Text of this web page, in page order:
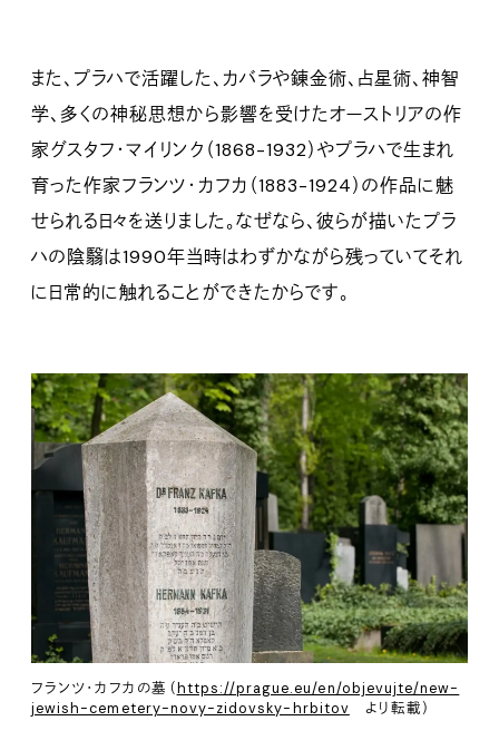
また、プラハで活躍した、カバラや錬金術、占星術、神智
学、多くの神秘思想から影響を受けたオーストリアの作
家グスタフ・マイリンク（1868-1932）やプラハで生まれ
育った作家フランツ・カフカ（1883-1924）の作品に魅
せられる日々を送りました。なぜなら、彼らが描いたプラ
ハの陰翳は1990年当時はわずかながら残っていてそれ
に日常的に触れることができたからです。
フランツ・カフカの墓（ https://prague.eu/en/objevujte/new-
jewish-cemetery-novy-zidovsky-hrbitov より転載）